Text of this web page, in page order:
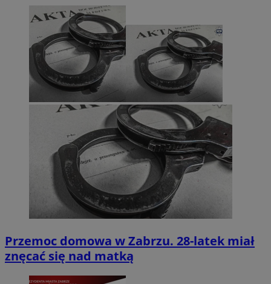
Przemoc domowa w Zabrzu. 28-latek miał
znęcać się nad matką